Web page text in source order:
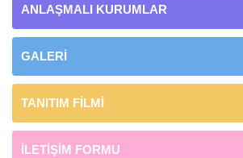
ANLAŞMALI KURUMLAR
GALERİ
TANITIM FİLMİ
İLETİŞİM FORMU